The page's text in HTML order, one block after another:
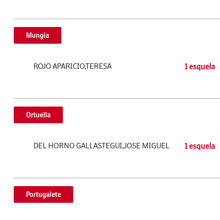
Mungia
ROJO APARICIO,TERESA 1 esquela
Ortuella
DEL HORNO GALLASTEGUI,JOSE MIGUEL 1 esquela
Portugalete